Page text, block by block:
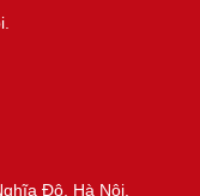
Đô, Hà Nội.